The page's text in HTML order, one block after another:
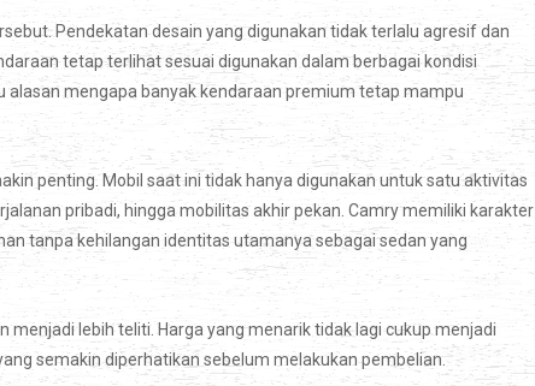
Pendekatan desain yang digunakan tidak terlalu agresif dan
tetap terlihat sesuai digunakan dalam berbagai kondisi
alasan mengapa banyak kendaraan premium tetap mampu
penting. Mobil saat ini tidak hanya digunakan untuk satu aktivitas
pribadi, hingga mobilitas akhir pekan. Camry memiliki karakter
tanpa kehilangan identitas utamanya sebagai sedan yang
lebih teliti. Harga yang menarik tidak lagi cukup menjadi
semakin diperhatikan sebelum melakukan pembelian.